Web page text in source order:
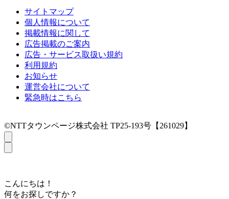
サイトマップ
個人情報について
掲載情報に関して
広告掲載のご案内
広告・サービス取扱い規約
利用規約
お知らせ
運営会社について
緊急時はこちら
©NTTタウンページ株式会社 TP25-193号【261029】
こんにちは！
何をお探しですか？